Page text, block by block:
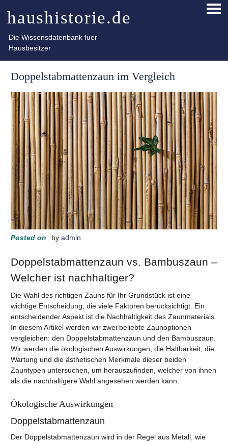
content
haushistorie.de
Die Wissensdatenbank fuer
Hausbesitzer
Doppelstabmattenzaun im Vergleich
Posted on by admin
Doppelstabmattenzaun vs. Bambuszaun –
Welcher ist nachhaltiger?
Die Wahl des richtigen Zauns für Ihr Grundstück ist eine
wichtige Entscheidung, die viele Faktoren berücksichtigt. Ein
entscheidender Aspekt ist die Nachhaltigkeit des Zaunmaterials.
In diesem Artikel werden wir zwei beliebte Zaunoptionen
vergleichen: den Doppelstabmattenzaun und den Bambuszaun.
Wir werden die ökologischen Auswirkungen, die Haltbarkeit, die
Wartung und die ästhetischen Merkmale dieser beiden
Zauntypen untersuchen, um herauszufinden, welcher von ihnen
als die nachhaltigere Wahl angesehen werden kann.
Ökologische Auswirkungen
Doppelstabmattenzaun
Der Doppelstabmattenzaun wird in der Regel aus Metall, wie